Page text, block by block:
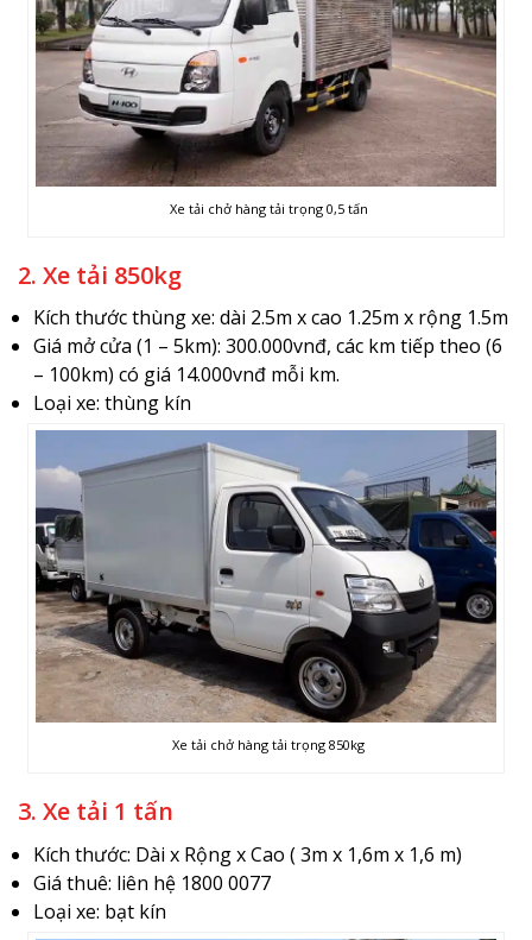
Xe tải chở hàng tải trọng 0,5 tấn
2. Xe tải 850kg
Kích thước thùng xe: dài 2.5m x cao 1.25m x rộng 1.5m
Giá mở cửa (1 – 5km): 300.000vnđ, các km tiếp theo (6
– 100km) có giá 14.000vnđ mỗi km.
Loại xe: thùng kín
Xe tải chở hàng tải trọng 850kg
3. Xe tải 1 tấn
Kích thước: Dài x Rộng x Cao ( 3m x 1,6m x 1,6 m)
Giá thuê: liên hệ 1800 0077
Loại xe: bạt kín